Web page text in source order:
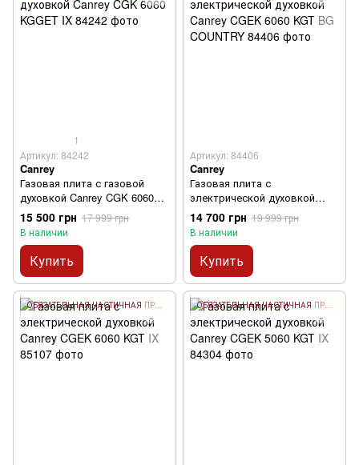
1
Артикул: 84242
Canrey
Газовая плита с газовой
духовкой Canrey CGK 6060
KGGET IX
15 500 грн 17 999 грн
В наличии
Купить
Артикул: 84406
Canrey
Газовая плита с
электрической духовкой
Canrey CGEK 6060 KGT BG
COUNTRY
14 700 грн 19 999 грн
В наличии
Купить
ОБЯЗАТЕЛЬНАЯ ЧАСТИЧНАЯ ПРЕДОПЛАТА 10% ОБЯЗАТЕЛЬНАЯ ЧАСТИЧНАЯ ПРЕДОПЛАТА 10%